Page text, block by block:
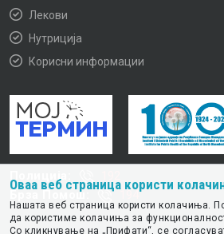
Лекови
Нутриција
Корисни информации
Полиција:
Брза Помош:
Оваа веб страница користи
Нашата веб страница користи колачиња.
да користиме колачиња за
Со кликнување на „Прифати“, се